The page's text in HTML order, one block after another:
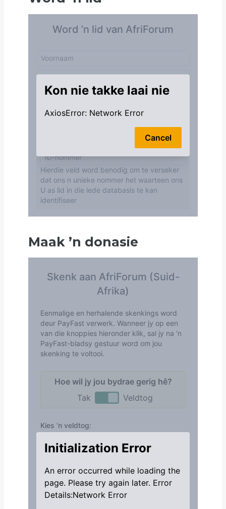
Maak ’n donasie